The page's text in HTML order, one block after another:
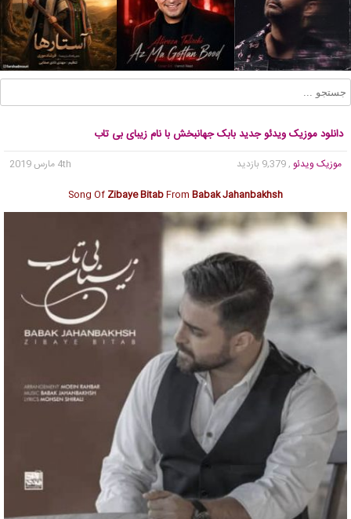
دانلود موزیک ویدئو جدید بابک جهانبخش با نام زیبای بی تاب
موزیک ویدئو , 9,379 بازدید
4th مارس 2019
Song Of Zibaye BitabFrom Babak Jahanbakhsh